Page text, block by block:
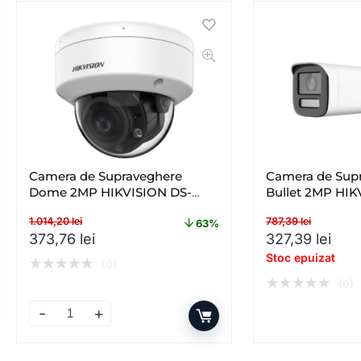
Camera de Supraveghere
Dome 2MP HIKVISION DS-
12MM), Lentila Varifocala: 2.8-
12mm
1.014,20lei
Prețul inițial a fost: 1.014,20 lei.
373,76 leiPrețul curent este: 373,76 lei.
63%
★★★★★
Camera de Supraveghere Dome 2MP HIKVISION
Camera de
Bullet 2MP
Lentila
787,39lei
Prețul inițial a
327,39 lei
Stoc epuizat
★★★★★